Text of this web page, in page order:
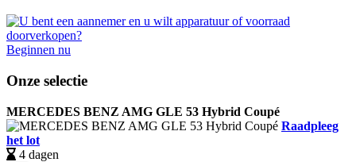
Beginnen nu
Onze selectie
MERCEDES BENZ AMG GLE 53 Hybrid Coupé
Raadpleeg
het lot
4 dagen